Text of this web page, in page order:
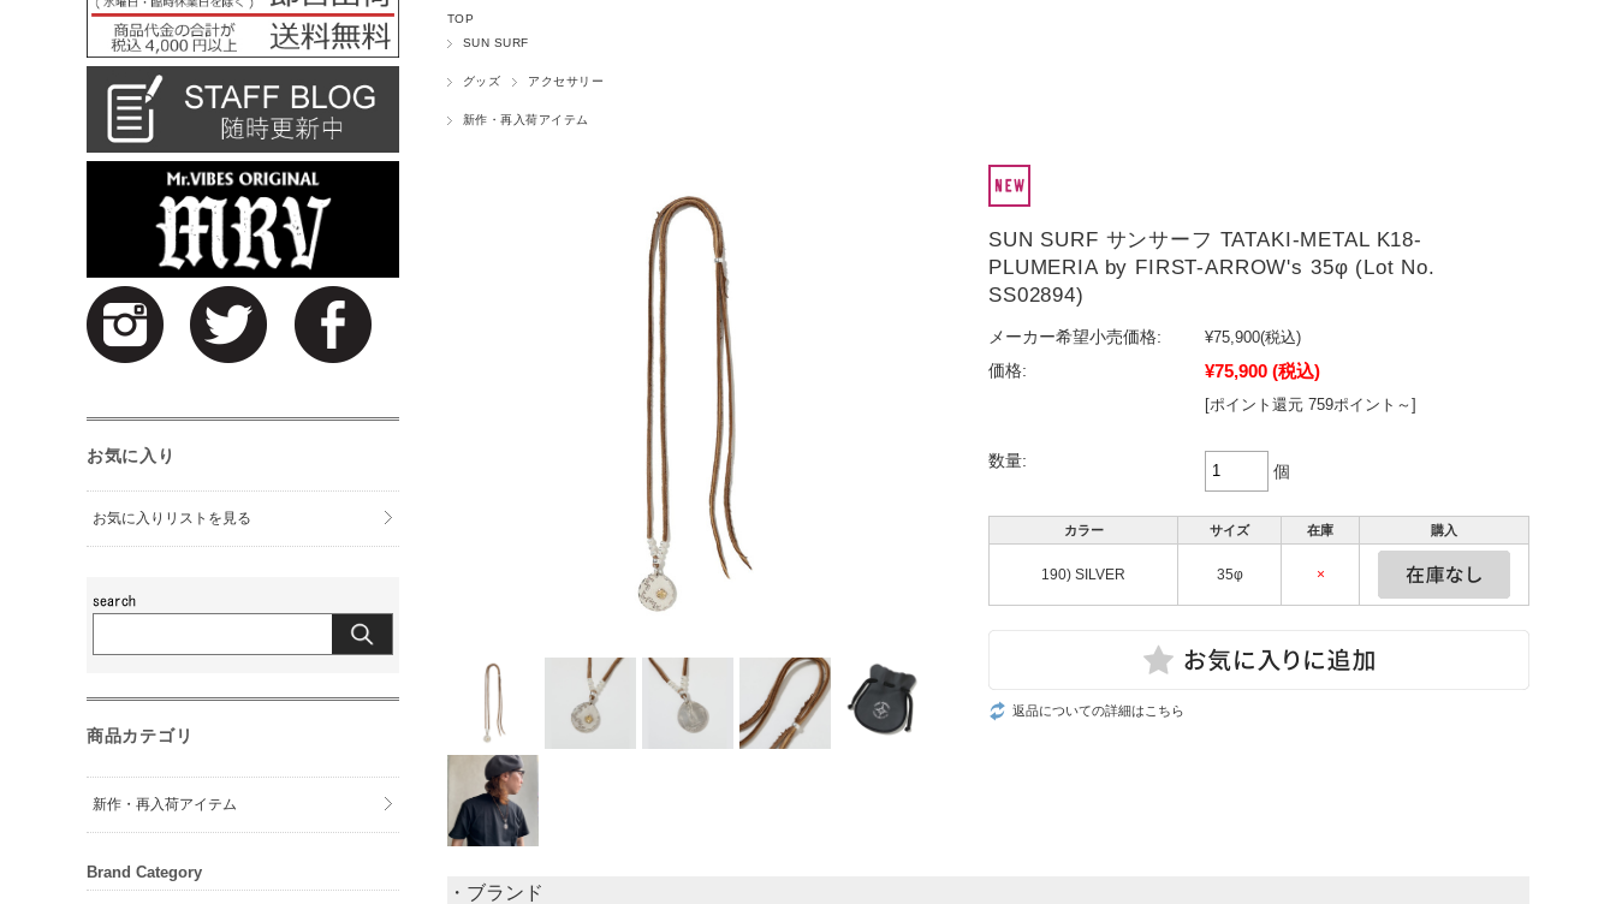
TOP
SUN SURF
グッズ アクセサリー
新作・再入荷アイテム
SUN SURF サンサーフ TATAKI-METAL K18-
PLUMERIA by FIRST-ARROW's 35φ (Lot No.
SS02894)
メーカー希望小売価格: ¥75,900(税込)
価格:
¥75,900 (税込)
[ポイント還元 759ポイント～]
数量:
個
カラー サイズ 在庫 購入
190) SILVER 35φ ×
返品についての詳細はこちら
・ブランド
お気に入り
お気に入りリストを見る
商品カテゴリ
新作・再入荷アイテム
Brand Category